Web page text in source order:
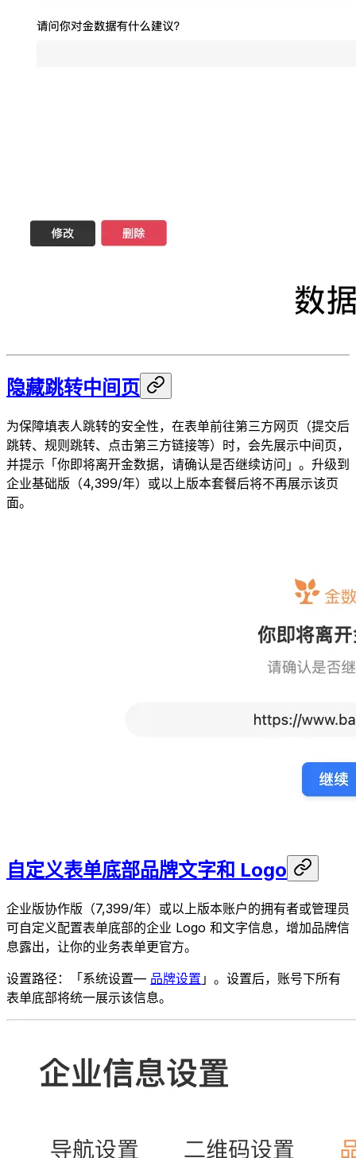
隐藏跳转中间页
为保障填表人跳转的安全性，在表单前往第三方网页（提交后
跳转、规则跳转、点击第三方链接等）时，会先展示中间页，
并提示「你即将离开金数据，请确认是否继续访问」。升级到
企业基础版（4,399/年）或以上版本套餐后将不再展示该页
面。
自定义表单底部品牌文字和 Logo
企业版协作版（7,399/年）或以上版本账户的拥有者或管理员
可自定义配置表单底部的企业 Logo 和文字信息，增加品牌信
息露出，让你的业务表单更官方。
设置路径：「系统设置— 品牌设置 」。设置后，账号下所有
表单底部将统一展示该信息。